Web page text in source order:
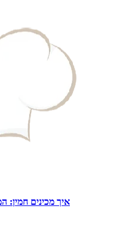
איך מכינים חמין: